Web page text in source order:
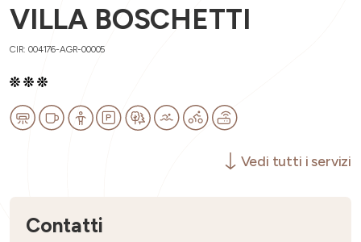
VILLA BOSCHETTI
CIR: 004176-AGR-00005
Vedi tutti i servizi
Contatti